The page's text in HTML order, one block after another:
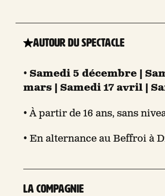
Autour du spectacle
• Samedi 5 décembre |
mars | Samedi 17 avril |
• À partir de 16 ans, sans
• En alternance au Beffroi à
La compagnie